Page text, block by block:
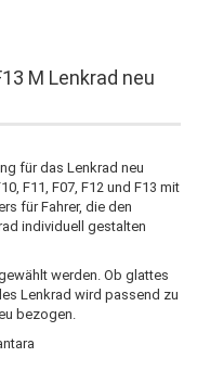
M Lenkrad neu
für das Lenkrad neu
F11, F07, F12 und F13 mit
für Fahrer, die den
individuell gestalten
werden. Ob glattes
Lenkrad wird passend zu
bezogen.